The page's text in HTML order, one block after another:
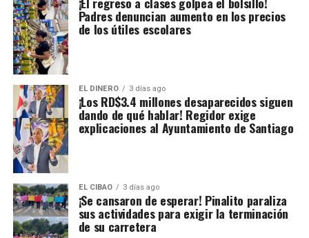
Padres denuncian aumento en los precios
de los útiles escolares
EL DINERO 3 días ago
¡Los RD$3.4 millones desaparecidos siguen
dando de qué hablar! Regidor exige
explicaciones al Ayuntamiento de Santiago
EL CIBAO 3 días ago
¡Se cansaron de esperar! Pinalito paraliza
sus actividades para exigir la terminación
de su carretera